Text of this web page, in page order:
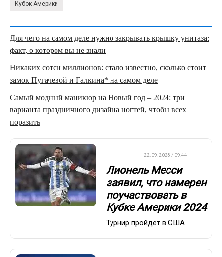
Кубок Америки
Для чего на самом деле нужно закрывать крышку унитаза:
факт, о котором вы не знали
Никаких сотен миллионов: стало известно, сколько стоит
замок Пугачевой и Галкина* на самом деле
Самый модный маникюр на Новый год – 2024: три
варианта праздничного дизайна ногтей, чтобы всех
поразить
22.09.2023 / 09:44
Лионель Месси
заявил, что намерен
поучаствовать в
Кубке Америки 2024
Турнир пройдет в США